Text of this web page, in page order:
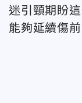
迷引頸期盼
能夠延續傷